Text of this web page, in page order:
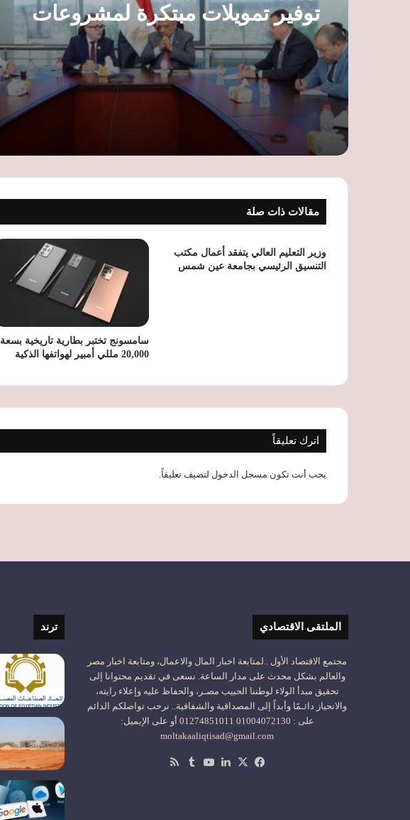
توفير تمويلات مبتكرة لمشروعات
الطاقة والمعادن النادرة
مقالات ذات صلة
وزير التعليم العالي يتفقد أعمال مكتب
التنسيق الرئيسي بجامعة عين شمس
سامسونج تختبر بطارية تاريخية بسعة
20,000 مللي أمبير لهواتفها الذكية
اترك تعليقاً
يجب أنت تكون مسجل الدخول لتضيف تعليقاً.
الملتقى الاقتصادي
مجتمع الاقتصاد الأول ..لمتابعة اخبار المال والاعمال، ومتابعة اخبار مصر
والعالم بشكل محدث على مدار الساعة. نسعى في تقديم محتوانا إلى
تحقيق مبدأ الولاء لوطننا الحبيب مصـر، والحفاظ عليه وإعلاء رايته،
والانحياز دائـمًا وأبداً إلى المصداقية والشفافية.. نرحب تواصلكم الدائم
على : 01004072130 01274851011 أو على الإيميل:
moltakaaliqtisad@gmail.com
فيسبوك
‫X لينكدإن‫YouTube
ترند